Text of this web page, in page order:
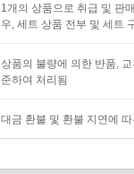
1개의 상품으로 취급 및 판
우, 세트 상품 전부 및 세트
상품의 불량에 의한 반품,
준하여 처리됨
대금 환불 및 환불 지연에